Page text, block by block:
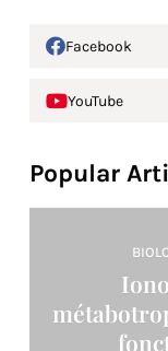
Facebook
YouTube
Popular